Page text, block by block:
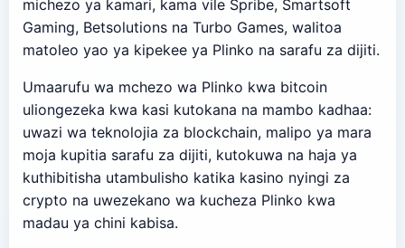
michezo ya kamari, kama vile Spribe, Smartsoft
Gaming, Betsolutions na Turbo Games, walitoa
matoleo yao ya kipekee ya Plinko na sarafu za dijiti.
Umaarufu wa mchezo wa Plinko kwa bitcoin
uliongezeka kwa kasi kutokana na mambo kadhaa:
uwazi wa teknolojia za blockchain, malipo ya mara
moja kupitia sarafu za dijiti, kutokuwa na haja ya
kuthibitisha utambulisho katika kasino nyingi za
crypto na uwezekano wa kucheza Plinko kwa
madau ya chini kabisa.